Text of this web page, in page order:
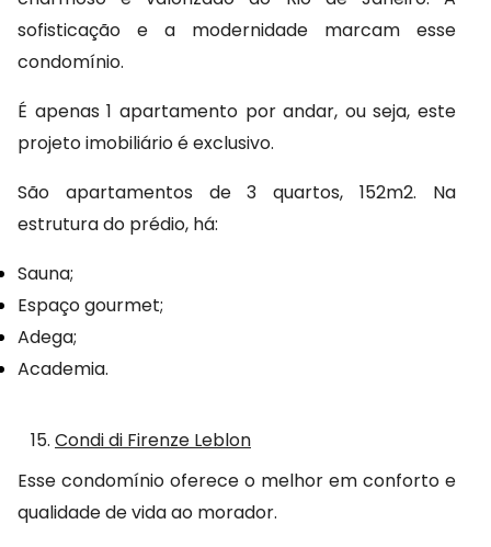
sofisticação e a modernidade marcam esse
condomínio.
É apenas 1 apartamento por andar, ou seja, este
projeto imobiliário é exclusivo.
São apartamentos de 3 quartos, 152m2. Na
estrutura do prédio, há:
Sauna;
Espaço gourmet;
Adega;
Academia.
15. Condi di Firenze Leblon
Esse condomínio oferece o melhor em conforto e
qualidade de vida ao morador.